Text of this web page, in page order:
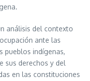
análisis del contexto
ante las
pueblos indígenas,
sus derechos y del
en las constituciones